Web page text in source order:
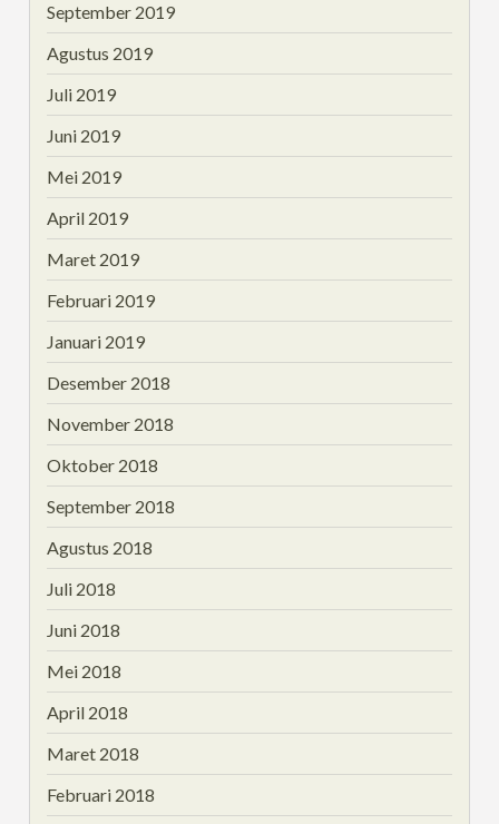
September 2019
Agustus 2019
Juli 2019
Juni 2019
Mei 2019
April 2019
Maret 2019
Februari 2019
Januari 2019
Desember 2018
November 2018
Oktober 2018
September 2018
Agustus 2018
Juli 2018
Juni 2018
Mei 2018
April 2018
Maret 2018
Februari 2018